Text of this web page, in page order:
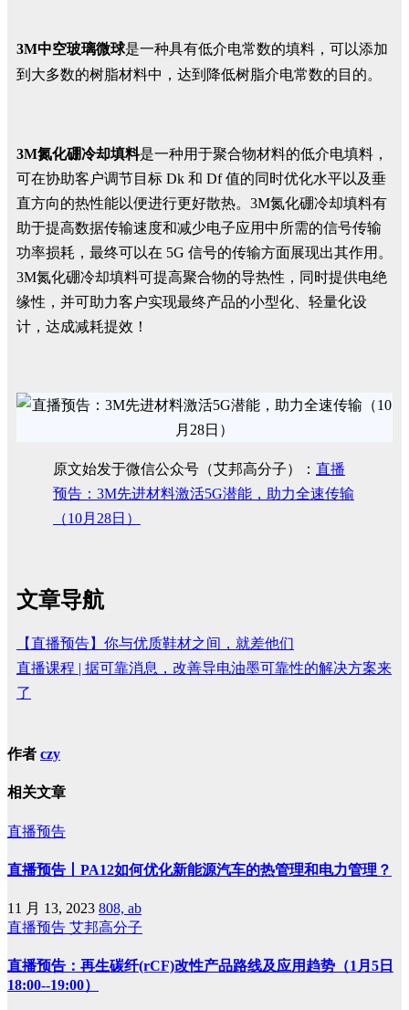
3M中空玻璃微球是一种具有低介电常数的填料，可以添加
到大多数的树脂材料中，达到降低树脂介电常数的目的。
3M氮化硼冷却填料是一种用于聚合物材料的低介电填料，
可在协助客户调节目标 Dk 和 Df 值的同时优化水平以及垂
直方向的热性能以便进行更好散热。3M氮化硼冷却填料有
助于提高数据传输速度和减少电子应用中所需的信号传输
功率损耗，最终可以在 5G 信号的传输方面展现出其作用。
3M氮化硼冷却填料可提高聚合物的导热性，同时提供电绝
缘性，并可助力客户实现最终产品的小型化、轻量化设
计，达成减耗提效！
原文始发于微信公众号（艾邦高分子）： 直播
预告：3M先进材料激活5G潜能，助力全速传输
（10月28日）
文章导航
【直播预告】你与优质鞋材之间，就差他们
直播课程 | 据可靠消息，改善导电油墨可靠性的解决方案来
了
作者 czy
相关文章
直播预告
直播预告丨PA12如何优化新能源汽车的热管理和电力管理？
11 月 13, 2023 808, ab
直播预告 艾邦高分子
直播预告：再生碳纤(rCF)改性产品路线及应用趋势（1月5日
18:00--19:00）